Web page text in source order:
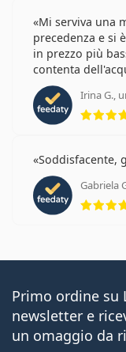
Mi serviva una
precedenza e si
in prezzo più
contenta
Irina G.,
Soddisfacente,
Gabriela
Primo ordine su
newsletter e
un omaggio da